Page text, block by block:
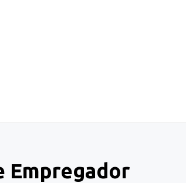
Empregador